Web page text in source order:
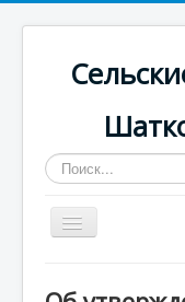
Искать...
Включить/
выключить
Вы здесь: